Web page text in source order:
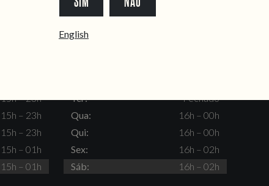
15h – 23h
15h – 23h
15h – 23h
15h – 01h
15h – 01h
HORAS
Ter:
Fechado
Qua:
16h – 00h
Qui:
16h – 00h
Sex:
16h – 02h
Sáb:
16h – 02h
English